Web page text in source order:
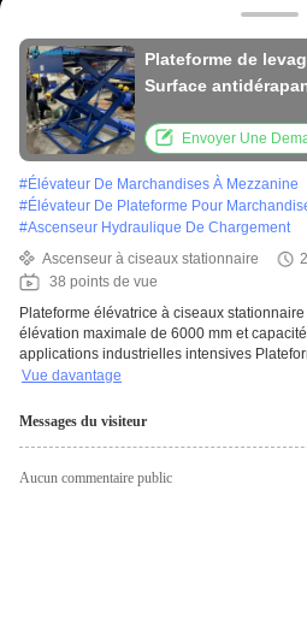
Plateforme de
Surface
les travaux lourds
Envoyer Une
#Élévateur De Marchandises À Mezzanine
#Élévateur De Plateforme Pour
#Ascenseur Hydraulique De Chargement
Ascenseur à ciseaux stationnaire
38 points de vue
Plateforme élévatrice à ciseaux
élévation maximale de 6000 mm et
applications industrielles intensives
Vue davantage
Messages du visiteur
Aucun commentaire public